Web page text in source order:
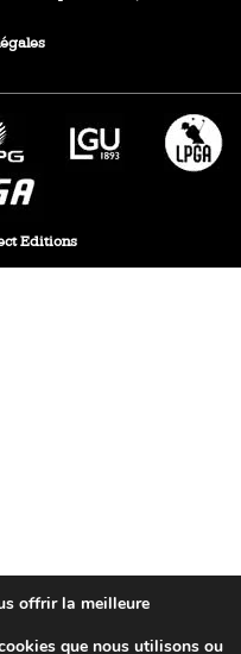
Editions
offrir la meilleure
que nous utilisons ou